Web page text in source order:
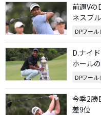
前週V
ネスブ
DPワール
D.ナイ
ホール
DPワール
今季2勝
差9位